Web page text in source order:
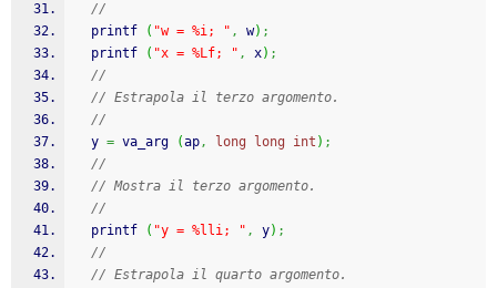
//
printf
( "w = %i; " , w) ;
printf
( "x = %Lf; " , x) ;
//
// Estrapola il terzo argomento.
//
  y
= va_arg (ap, long long int ) ;
//
// Mostra il terzo argomento.
//
printf
( "y = %lli; " , y) ;
//
// Estrapola il quarto argomento.